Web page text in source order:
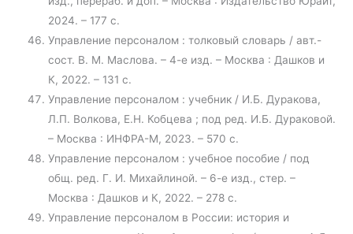
2024. – 177 с.
Управление персоналом : толковый словарь / авт.-
сост. В. М. Маслова. – 4-е изд. – Москва : Дашков и
К, 2022. – 131 с.
Управление персоналом : учебник / И.Б. Дуракова,
Л.П. Волкова, Е.Н. Кобцева ; под ред. И.Б. Дураковой.
– Москва : ИНФРА-М, 2023. – 570 с.
Управление персоналом : учебное пособие / под
общ. ред. Г. И. Михайлиной. – 6-е изд., стер. –
Москва : Дашков и К, 2022. – 278 с.
Управление персоналом в России: история и